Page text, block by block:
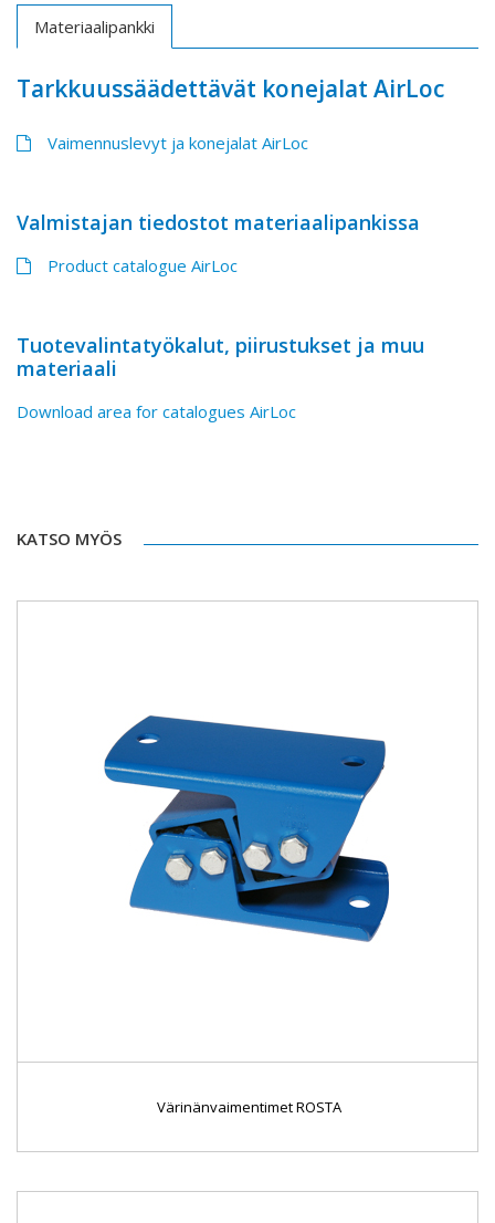
Materiaalipankki
Tarkkuussäädettävät konejalat AirLoc
Vaimennuslevyt ja konejalat AirLoc
Valmistajan tiedostot materiaalipankissa
Product catalogue AirLoc
Tuotevalintatyökalut, piirustukset ja muu
materiaali
Download area for catalogues AirLoc
KATSO MYÖS
Värinänvaimentimet ROSTA